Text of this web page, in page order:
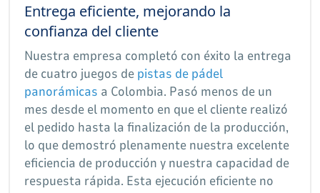
Entrega eficiente, mejorando la
confianza del cliente
Nuestra empresa completó con éxito la entrega
de cuatro juegos de pistas de pádel
panorámicas a Colombia. Pasó menos de un
mes desde el momento en que el cliente realizó
el pedido hasta la finalización de la producción,
lo que demostró plenamente nuestra excelente
eficiencia de producción y nuestra capacidad de
respuesta rápida. Esta ejecución eficiente no